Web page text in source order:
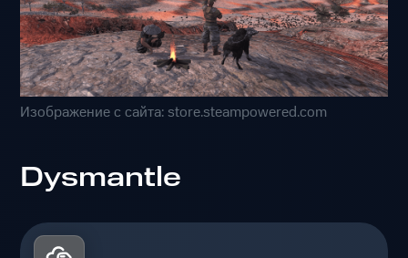
Изображение с сайта: store.steampowered.com
Dysmantle